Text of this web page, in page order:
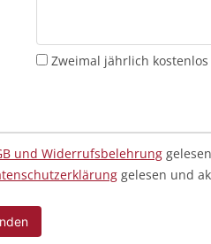
Zweimal jährlich kostenlos
und Widerrufsbelehrung
gelesen und